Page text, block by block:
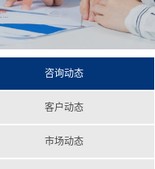
咨询动态
客户动态
市场动态